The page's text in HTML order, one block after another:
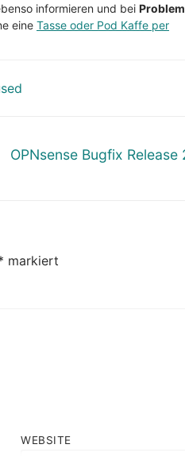
informieren und bei
eine Tasse oder Pod Kaffe per
Nächster
OPNsense Bugfix Release
markiert
WEBSITE